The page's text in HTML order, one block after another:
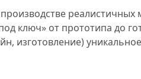
ключ» от прототипа до
изготовление)